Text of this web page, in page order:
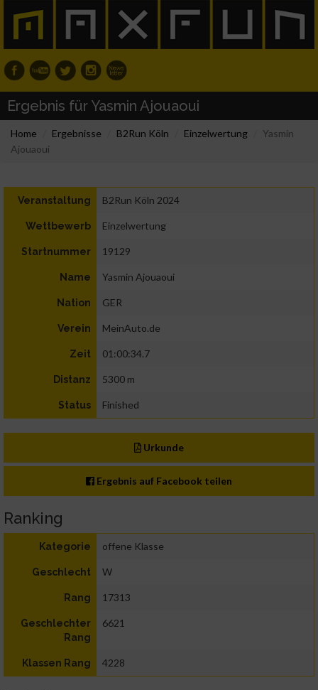
Ergebnis für Yasmin Ajouaoui
Home Ergebnisse B2Run Köln Einzelwertung
Yasmin
Ajouaoui
Veranstaltung B2Run Köln 2024
Wettbewerb Einzelwertung
Startnummer 19129
Name Yasmin Ajouaoui
Nation GER
Verein MeinAuto.de
Zeit 01:00:34.7
Distanz 5300 m
Status Finished
Urkunde
Ergebnis auf Facebook teilen
Ranking
Kategorie offene Klasse
Geschlecht W
Rang 17313
Geschlechter
Rang
6621
Klassen Rang 4228